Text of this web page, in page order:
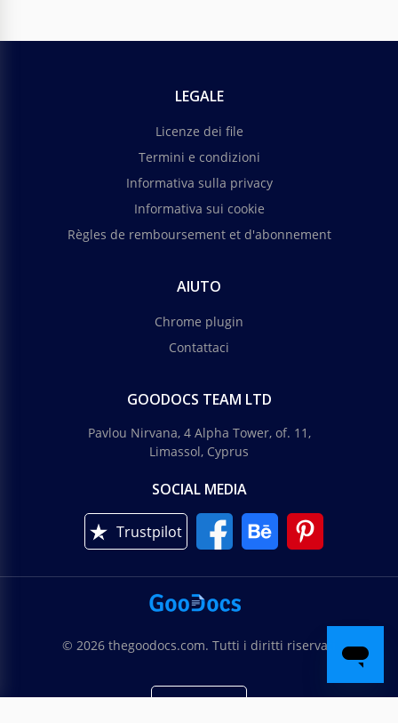
LEGALE
Licenze dei file
Termini e condizioni
Informativa sulla privacy
Informativa sui cookie
Règles de remboursement et d'abonnement
AIUTO
Chrome plugin
Contattaci
GOODOCS TEAM LTD
Pavlou Nirvana, 4 Alpha Tower, of. 11,
Limassol, Cyprus
SOCIAL MEDIA
Trustpilot
© 2026 thegoodocs.com. Tutti i diritti riservati
Italiano